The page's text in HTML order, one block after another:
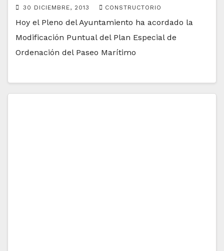
30 DICIEMBRE, 2013 CONSTRUCTORIO
Hoy el Pleno del Ayuntamiento ha acordado la
Modificación Puntual del Plan Especial de
Ordenación del Paseo Marítimo